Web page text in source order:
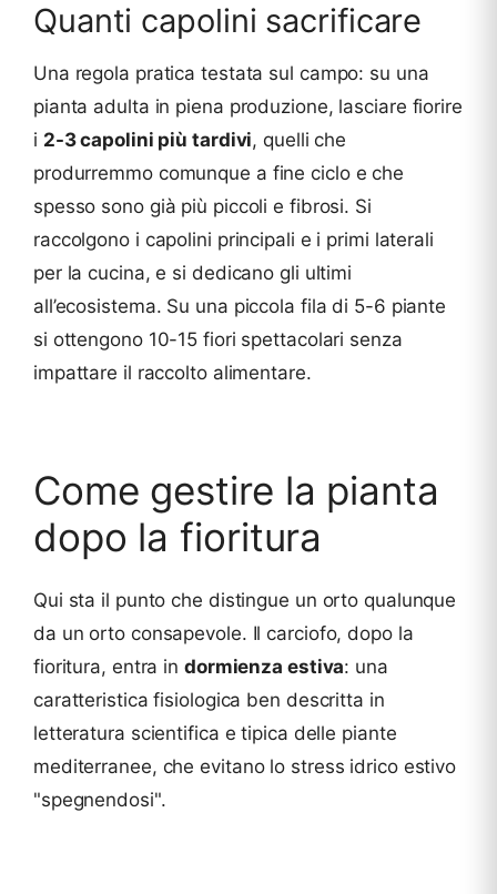
Quanti capolini sacrificare
Una regola pratica testata sul campo: su una
pianta adulta in piena produzione, lasciare fiorire
i 2-3 capolini più tardivi, quelli che
produrremmo comunque a fine ciclo e che
spesso sono già più piccoli e fibrosi. Si
raccolgono i capolini principali e i primi laterali
per la cucina, e si dedicano gli ultimi
all’ecosistema. Su una piccola fila di 5-6 piante
si ottengono 10-15 fiori spettacolari senza
impattare il raccolto alimentare.
Come gestire la pianta
dopo la fioritura
Qui sta il punto che distingue un orto qualunque
da un orto consapevole. Il carciofo, dopo la
fioritura, entra in dormienza estiva: una
caratteristica fisiologica ben descritta in
letteratura scientifica e tipica delle piante
mediterranee, che evitano lo stress idrico estivo
"spegnendosi".